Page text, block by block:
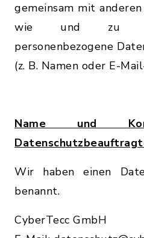
gemeinsam mit
wie und zu
personenbezogene
(z. B. Namen oder E-
Name und
Wir haben einen
benannt.
CyberTecc GmbH